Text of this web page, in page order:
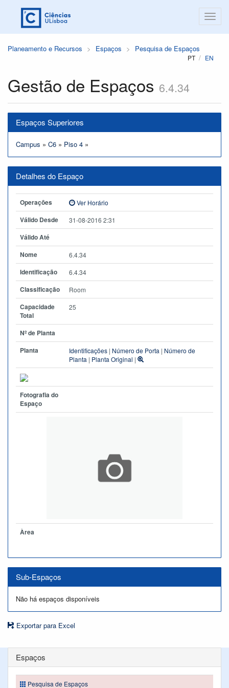
Planeamento e Recursos Espaços Pesquisa de Espaços
PT EN
Gestão de Espaços 6.4.34
Espaços Superiores
Campus » C6 » Piso 4 »
Detalhes do Espaço
Operações Ver Horário
Válido Desde 31-08-2016 2:31
Válido Até
Nome
6.4.34
Identificação 6.4.34
Classificação Room
Capacidade
Total
25
Nº de Planta
Planta
Identificações | Número de Porta | Número de
Planta | Planta Original |
Fotografia do
Espaço
Àrea
Sub-Espaços
Não há espaços disponíveis
Exportar para Excel
Espaços
Pesquisa de Espaços